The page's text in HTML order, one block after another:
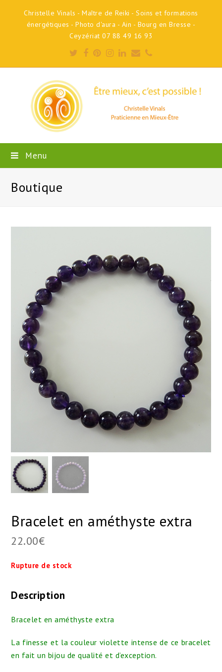
Christelle Vinals - Maître de Reiki - Soins et formations
énergétiques - Photo d'aura - Ain - Bourg en Bresse -
Ceyzériat 07 88 49 16 93
Twitter
Facebook
Pinterest
Instagram
LinkedIn
EmailPhone
Menu
Boutique
Bracelet en améthyste extra
22.00€
Rupture de stock
Description
Bracelet en améthyste extra
La finesse et la couleur violette intense de ce bracelet
en fait un bijou de qualité et d’exception.